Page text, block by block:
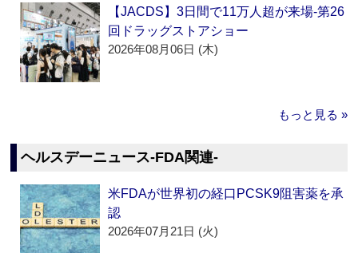
【JACDS】3日間で11万人超が来場‐第26
回ドラッグストアショー
2026年08月06日 (木)
もっと見る »
ヘルスデーニュース‐FDA関連‐
米FDAが世界初の経口PCSK9阻害薬を承
認
2026年07月21日 (火)